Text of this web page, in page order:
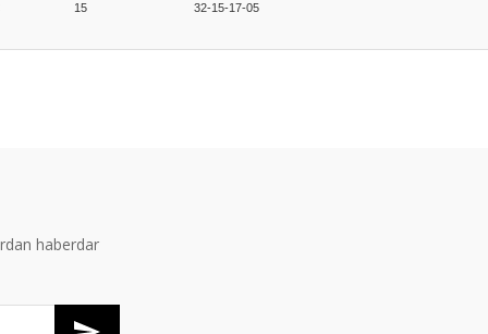
15 32-15-17-05
haberdar